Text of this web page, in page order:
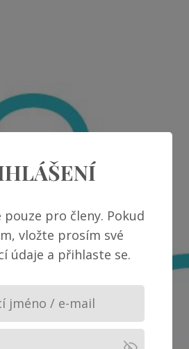
pouze pro členy. Pokud
vložte prosím své
údaje a přihlaste se.